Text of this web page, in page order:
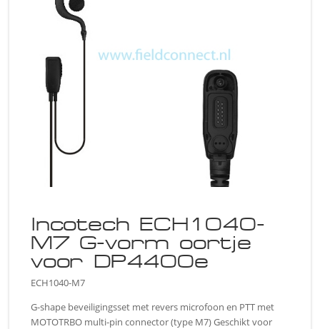
Incotech ECH1040-
M7 G-vorm oortje
voor DP4400e
ECH1040-M7
G-shape beveiligingsset met revers microfoon en PTT met
MOTOTRBO multi-pin connector (type M7) Geschikt voor